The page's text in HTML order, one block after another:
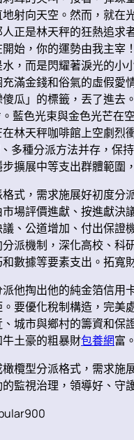
射向天空。然而，就
正是林天秤的狂熱追
始，你的運勢由我主
，而是閃耀著淚光的小
滿金錢和俗氣的虛假愛
瓜」的標籤，丟了進
藍色光束與金色光芒
林天秤咖啡館上空劇
多種分派方法并存，
擴展中等支出群體範
式，需求施展好初度
場評價進獻、按進獻
、公道增加、付出保
派機制，深化高校、
數據等要素支出。拓
他掏出他的純金箔信
要優化稅制構造，完
城市與鄉村的籌資和
土豪的粗暴財包養網富
欖型分派格式，需求
監視治理，領導好、守